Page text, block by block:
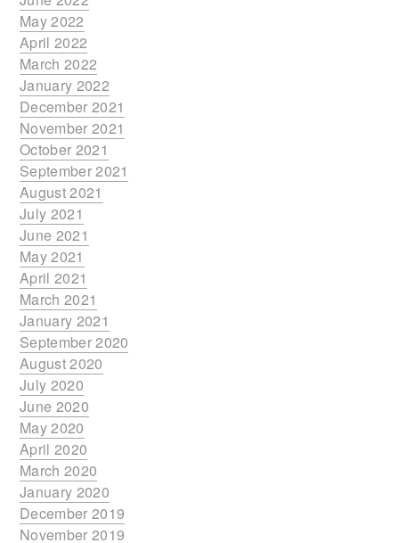
May 2022
April 2022
March 2022
January 2022
December 2021
November 2021
October 2021
September 2021
August 2021
July 2021
June 2021
May 2021
April 2021
March 2021
January 2021
September 2020
August 2020
July 2020
June 2020
May 2020
April 2020
March 2020
January 2020
December 2019
November 2019